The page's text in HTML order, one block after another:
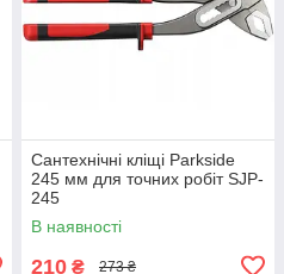
Сантехнічні кліщі Parkside
245 мм для точних робіт SJP-
245
В наявності
210 ₴ 273 ₴